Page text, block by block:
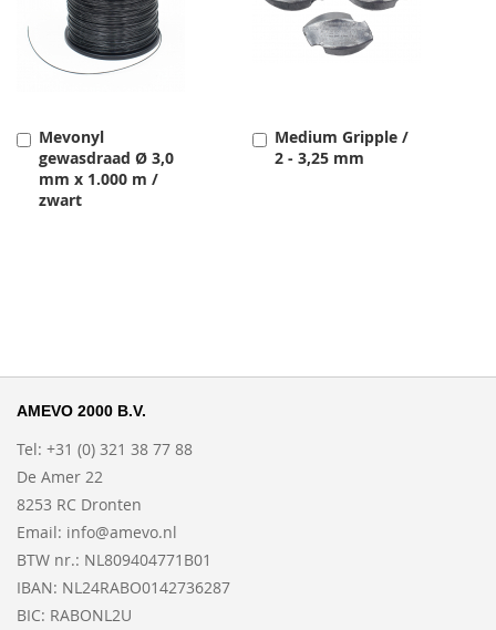
Mevonyl
gewasdraad Ø 3,0
mm x 1.000 m /
zwart
Toevoegen
Medium Gripple /
2 - 3,25 mm
Toevoegen
AMEVO 2000 B.V.
Tel: +31 (0) 321 38 77 88
De Amer 22
8253 RC Dronten
Email: info@amevo.nl
BTW nr.: NL809404771B01
IBAN: NL24RABO0142736287
BIC: RABONL2U